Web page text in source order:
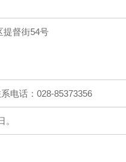
提督街54号
电话：028-85373356